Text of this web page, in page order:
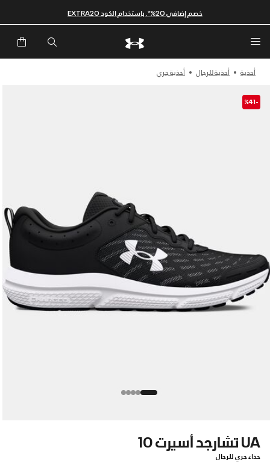
خصم إضافي 20%*. باستخدام الكود EXTRA20
أحذية أحذية للرجال أحذية جري
-%41
UA تشارجد أسيرت 10
حذاء جري للرجال